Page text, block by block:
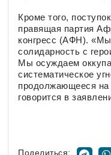
Кроме того,
правящая партия
конгресс (АФН).
солидарность с
Мы осуждаем
систематическое
продолжающееся
говорится в
Поделиться: